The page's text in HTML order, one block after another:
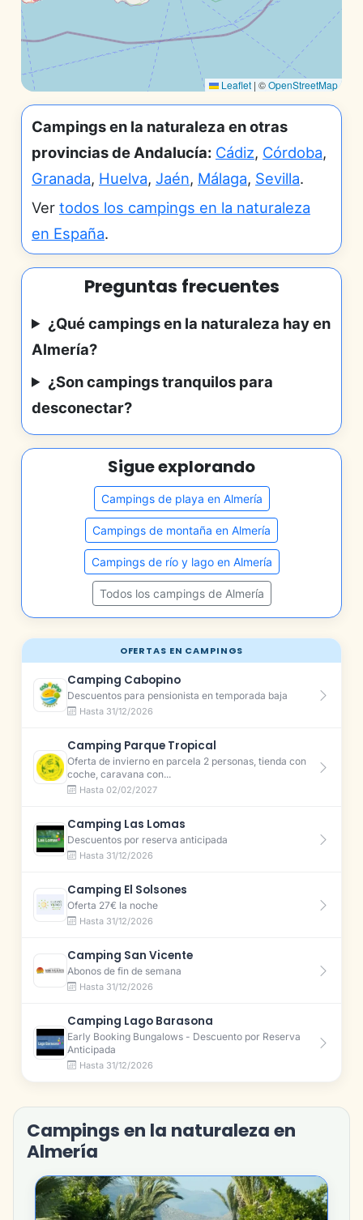
OFERTAS EN CAMPINGS
Camping Cabopino
Descuentos para pensionista en temporada baja
Hasta 31/12/2026
Camping Parque Tropical
Oferta de invierno en parcela 2 personas, tienda con
coche, caravana con...
Hasta 02/02/2027
Camping Las Lomas
Descuentos por reserva anticipada
Hasta 31/12/2026
Camping El Solsones
Oferta 27€ la noche
Hasta 31/12/2026
Camping San Vicente
Abonos de fin de semana
Hasta 31/12/2026
Camping Lago Barasona
Early Booking Bungalows - Descuento por Reserva
Anticipada
Hasta 31/12/2026
Leaflet | ©OpenStreetMap
Campings en la naturaleza en otras
provincias de Andalucía: Cádiz, Córdoba,
Granada, Huelva, Jaén, Málaga, Sevilla.
Ver todos los campings en la naturaleza
en España.
Preguntas frecuentes
¿Qué campings en la naturaleza hay en
Almería?
¿Son campings tranquilos para
desconectar?
Sigue explorando
Campings de playa en Almería
Campings de montaña en Almería
Campings de río y lago en Almería
Todos los campings de Almería
Campings en la naturaleza en
Almería